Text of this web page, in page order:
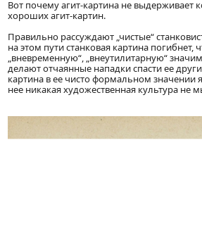
Вот почему агит-картина не выдерживает
хороших агит-картин.
Правильно рассуждают „чистые“
на этом пути станковая картина
„вневременную“, „внеутилитарную“
делают отчаянные нападки спасти ее
картина в ее чисто формальном
нее никакая художественная культура не